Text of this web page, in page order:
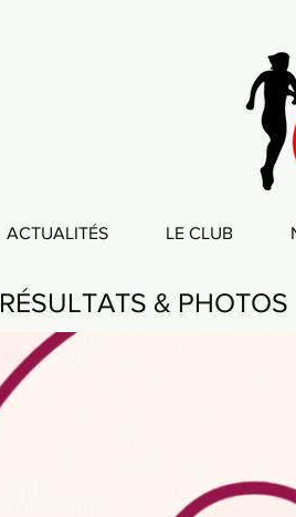
ACTUALITÉS LE CLUB
RÉSULTATS & PHOTOS